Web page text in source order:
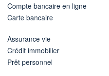
Compte bancaire en ligne
Carte bancaire
Assurance vie
Crédit immobilier
Prêt personnel